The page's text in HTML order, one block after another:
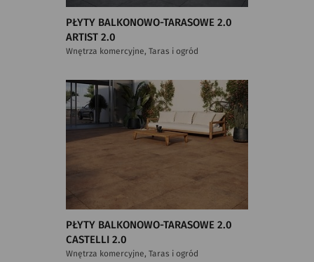
PŁYTY BALKONOWO-TARASOWE 2.0
ARTIST 2.0
Wnętrza komercyjne, Taras i ogród
PŁYTY BALKONOWO-TARASOWE 2.0
CASTELLI 2.0
Wnętrza komercyjne, Taras i ogród